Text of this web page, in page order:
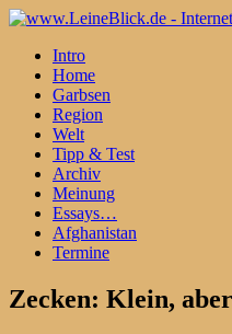
Intro
Home
Garbsen
Region
Welt
Tipp & Test
Archiv
Meinung
Essays…
Afghanistan
Termine
Zecken: Klein,